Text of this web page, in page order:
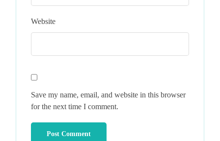
Website
Save my name, email, and website in this browser
for the next time I comment.